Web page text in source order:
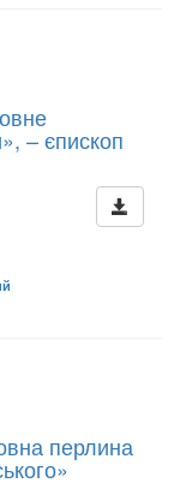
– єпископ
перлина